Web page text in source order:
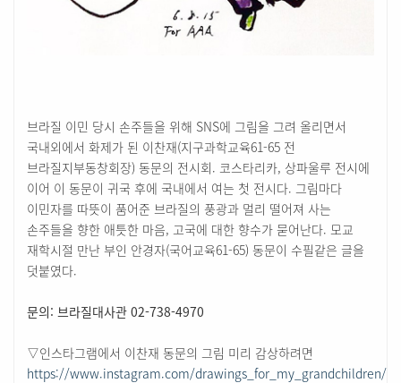
브라질 이민 당시 손주들을 위해 SNS에 그림을 그려 올리면서
국내외에서 화제가 된 이찬재(지구과학교육61-65 전
브라질지부동창회장) 동문의 전시회. 코스타리카, 상파울루 전시에
이어 이 동문이 귀국 후에 국내에서 여는 첫 전시다. 그림마다
이민자를 따뜻이 품어준 브라질의 풍광과 멀리 떨어져 사는
손주들을 향한 애틋한 마음, 고국에 대한 향수가 묻어난다. 모교
재학시절 만난 부인 안경자(국어교육61-65) 동문이 수필같은 글을
덧붙였다.
문의: 브라질대사관 02-738-4970
▽인스타그램에서 이찬재 동문의 그림 미리 감상하려면
https://www.instagram.com/drawings_for_my_grandchildren/